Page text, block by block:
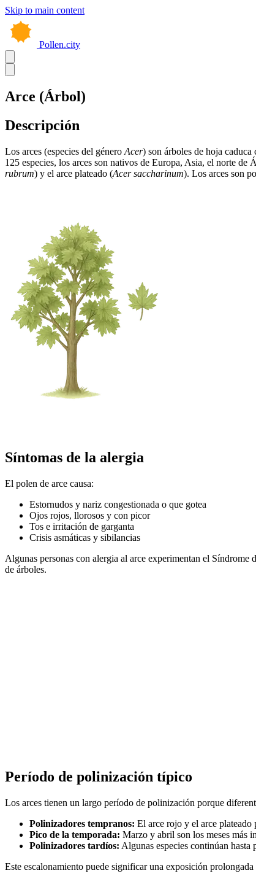
Skip to main content
Pollen.city
Arce (Árbol)
Descripción
Los arces (especies del género Acer) son árboles de hoja
125 especies, los arces son nativos de Europa, Asia, el norte
rubrum) y el arce plateado (Acer saccharinum). Los arces son
Síntomas de la alergia
El polen de arce causa:
Estornudos y nariz congestionada o que gotea
Ojos rojos, llorosos y con picor
Tos e irritación de garganta
Crisis asmáticas y sibilancias
Algunas personas con alergia al arce experimentan el
de árboles.
Período de polinización típico
Los arces tienen un largo período de polinización porque
Polinizadores tempranos: El arce rojo y el arce plateado
Pico de la temporada: Marzo y abril son los meses más
Polinizadores tardíos: Algunas especies continúan hasta
Este escalonamiento puede significar una exposición prolongada